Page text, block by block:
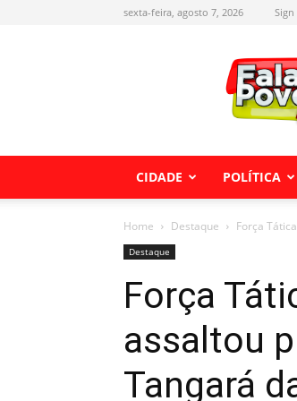
sexta-feira, agosto 7, 2026 Sign
MT
CIDADE POLÍTICA
Home Destaque Força
Destaque
Força
assaltou
Tangará